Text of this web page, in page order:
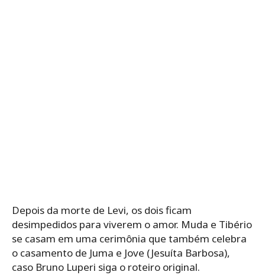
Depois da morte de Levi, os dois ficam
desimpedidos para viverem o amor. Muda e Tibério
se casam em uma cerimônia que também celebra
o casamento de Juma e Jove (Jesuíta Barbosa),
caso Bruno Luperi siga o roteiro original.